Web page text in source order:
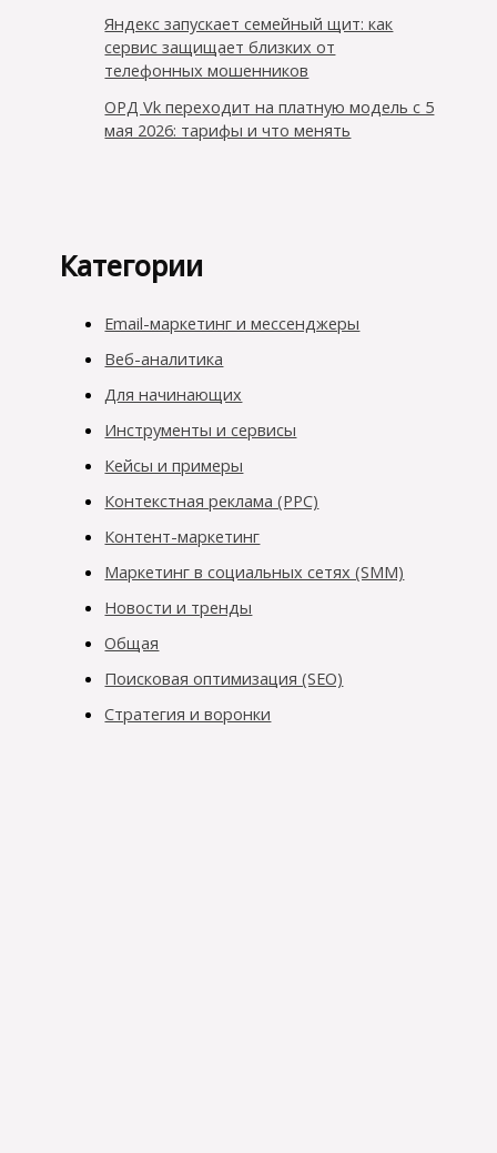
Яндекс запускает семейный щит: как
сервис защищает близких от
телефонных мошенников
ОРД Vk переходит на платную модель с 5
мая 2026: тарифы и что менять
Категории
Email-маркетинг и мессенджеры
Веб-аналитика
Для начинающих
Инструменты и сервисы
Кейсы и примеры
Контекстная реклама (PPC)
Контент-маркетинг
Маркетинг в социальных сетях (SMM)
Новости и тренды
Общая
Поисковая оптимизация (SEO)
Стратегия и воронки